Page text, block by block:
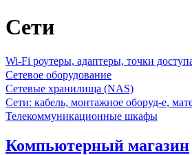
Сети
Wi-Fi роутеры, адаптеры, точки
Сетевое оборудование
Сетевые хранилища (NAS)
Сети: кабель, монтажное оборуд-е,
Телекоммуникационные шкафы
Компьютерный магазин